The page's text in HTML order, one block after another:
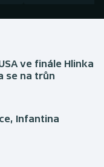
ve finále Hlinka
se na trůn
Infantina